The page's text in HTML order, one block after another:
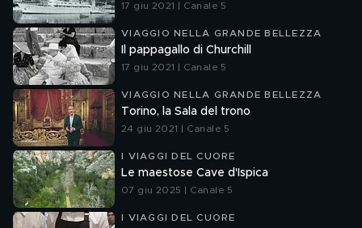
17 giu 2021 | Canale 5
VIAGGIO NELLA GRANDE BELLEZZA
Il pappagallo di Churchill
17 giu 2021 | Canale 5
VIAGGIO NELLA GRANDE BELLEZZA
Torino, la Sala del trono
24 giu 2021 | Canale 5
I VIAGGI DEL CUORE
Le maestose Cave d'Ispica
07 giu 2025 | Canale 5
I VIAGGI DEL CUORE